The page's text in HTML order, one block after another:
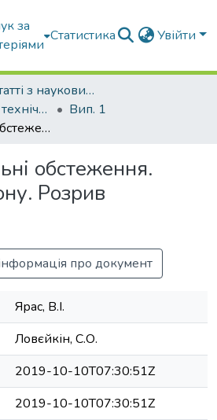
за
Статистика Увійти
Вибрані статті з наукових збірників КНУБА
Сучасні проблеми технічного регулювання у будівництві
Вип. 1
Інструментальні обстеження. Міцність бетону. Розрив ланцюжку
обстеження.
Розрив
про документ
Ярас, В.І.
Ловєйкін, С.О.
2019-10-10T07:30:51Z
2019-10-10T07:30:51Z